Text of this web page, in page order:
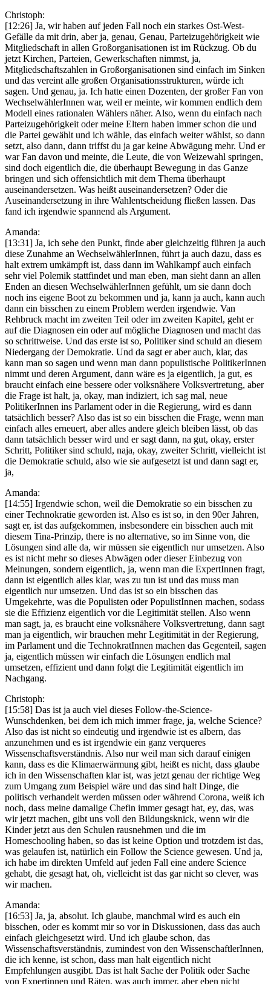
Christoph:
[12:26] Ja, wir haben auf jeden Fall noch ein starkes Ost-West-
Gefälle da mit drin, aber ja, genau, Genau, Parteizugehörigkeit wie
Mitgliedschaft in allen Großorganisationen ist im Rückzug. Ob du
jetzt Kirchen, Parteien, Gewerkschaften nimmst, ja,
Mitgliedschaftszahlen in Großorganisationen sind einfach im Sinken
und das vereint alle großen Organisationsstrukturen, würde ich
sagen. Und genau, ja. Ich hatte einen Dozenten, der großer Fan von
WechselwählerInnen war, weil er meinte, wir kommen endlich dem
Modell eines rationalen Wählers näher. Also, wenn du einfach nach
Parteizugehörigkeit oder meine Eltern haben immer schon die und
die Partei gewählt und ich wähle, das einfach weiter wählst, so dann
setzt, also dann, dann triffst du ja gar keine Abwägung mehr. Und er
war Fan davon und meinte, die Leute, die von Weizewahl springen,
sind doch eigentlich die, die überhaupt Bewegung in das Ganze
bringen und sich offensichtlich mit dem Thema überhaupt
auseinandersetzen. Was heißt auseinandersetzen? Oder die
Auseinandersetzung in ihre Wahlentscheidung fließen lassen. Das
fand ich irgendwie spannend als Argument.
Amanda:
[13:31] Ja, ich sehe den Punkt, finde aber gleichzeitig führen ja auch
diese Zunahme an WechselwählerInnen, führt ja auch dazu, dass es
halt extrem umkämpft ist, dass dann im Wahlkampf auch einfach
sehr viel Polemik stattfindet und man eben, man sieht dann an allen
Enden an diesen WechselwählerInnen gefühlt, um sie dann doch
noch ins eigene Boot zu bekommen und ja, kann ja auch, kann auch
dann ein bisschen zu einem Problem werden irgendwie. Van
Rehbruck macht im zweiten Teil oder im zweiten Kapitel, geht er
auf die Diagnosen ein oder auf mögliche Diagnosen und macht das
so schrittweise. Und das erste ist so, Politiker sind schuld an diesem
Niedergang der Demokratie. Und da sagt er aber auch, klar, das
kann man so sagen und wenn man dann populistische PolitikerInnen
nimmt und deren Argument, dann wäre es ja eigentlich, ja gut, es
braucht einfach eine bessere oder volksnähere Volksvertretung, aber
die Frage ist halt, ja, okay, man indiziert, ich sag mal, neue
PolitikerInnen ins Parlament oder in die Regierung, wird es dann
tatsächlich besser? Also das ist so ein bisschen die Frage, wenn man
einfach alles erneuert, aber alles andere gleich bleiben lässt, ob das
dann tatsächlich besser wird und er sagt dann, na gut, okay, erster
Schritt, Politiker sind schuld, naja, okay, zweiter Schritt, vielleicht ist
die Demokratie schuld, also wie sie aufgesetzt ist und dann sagt er,
ja,
Amanda:
[14:55] Irgendwie schon, weil die Demokratie so ein bisschen zu
einer Technokratie geworden ist. Also es ist so, in den 90er Jahren,
sagt er, ist das aufgekommen, insbesondere ein bisschen auch mit
diesem Tina-Prinzip, there is no alternative, so im Sinne von, die
Lösungen sind alle da, wir müssen sie eigentlich nur umsetzen. Also
es ist nicht mehr so dieses Abwägen oder dieser Einbezug von
Meinungen, sondern eigentlich, ja, wenn man die ExpertInnen fragt,
dann ist eigentlich alles klar, was zu tun ist und das muss man
eigentlich nur umsetzen. Und das ist so ein bisschen das
Umgekehrte, was die Populisten oder PopulistInnen machen, sodass
sie die Effizienz eigentlich vor die Legitimität stellen. Also wenn
man sagt, ja, es braucht eine volksnähere Volksvertretung, dann sagt
man ja eigentlich, wir brauchen mehr Legitimität in der Regierung,
im Parlament und die TechnokratInnen machen das Gegenteil, sagen
ja, eigentlich müssen wir einfach die Lösungen endlich mal
umsetzen, effizient und dann folgt die Legitimität eigentlich im
Nachgang.
Christoph:
[15:58] Das ist ja auch viel dieses Follow-the-Science-
Wunschdenken, bei dem ich mich immer frage, ja, welche Science?
Also das ist nicht so eindeutig und irgendwie ist es albern, das
anzunehmen und es ist irgendwie ein ganz verqueres
Wissenschaftsverständnis. Also nur weil man sich darauf einigen
kann, dass es die Klimaerwärmung gibt, heißt es nicht, dass glaube
ich in den Wissenschaften klar ist, was jetzt genau der richtige Weg
zum Umgang zum Beispiel wäre und das sind halt Dinge, die
politisch verhandelt werden müssen oder während Corona, weiß ich
noch, dass meine damalige Chefin immer gesagt hat, ey, das, was
wir jetzt machen, gibt uns voll den Bildungsknick, wenn wir die
Kinder jetzt aus den Schulen rausnehmen und die im
Homeschooling haben, so das ist keine Option und trotzdem ist das,
was gelaufen ist, natürlich ein Follow the Science gewesen. Und ja,
ich habe im direkten Umfeld auf jeden Fall eine andere Science
gehabt, die gesagt hat, oh, vielleicht ist das gar nicht so clever, was
wir machen.
Amanda:
[16:53] Ja, ja, absolut. Ich glaube, manchmal wird es auch ein
bisschen, oder es kommt mir so vor in Diskussionen, dass das auch
einfach gleichgesetzt wird. Und ich glaube schon, das
Wissenschaftsverständnis, zumindest von den WissenschaftlerInnen,
die ich kenne, ist schon, dass man halt eigentlich nicht
Empfehlungen ausgibt. Das ist halt Sache der Politik oder Sache
von Expertinnen und Räten, was auch immer, aber eben nicht